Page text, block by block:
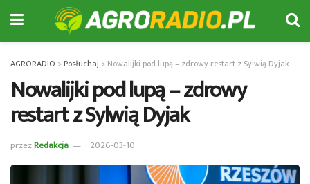
AGRORADIO >Posłuchaj > Nowalijki pod lupą – zdrowy restart z Sylwią Dyjak
Nowalijki pod lupą – zdrowy
restart z Sylwią Dyjak
przezRedakcja 2026-03-10